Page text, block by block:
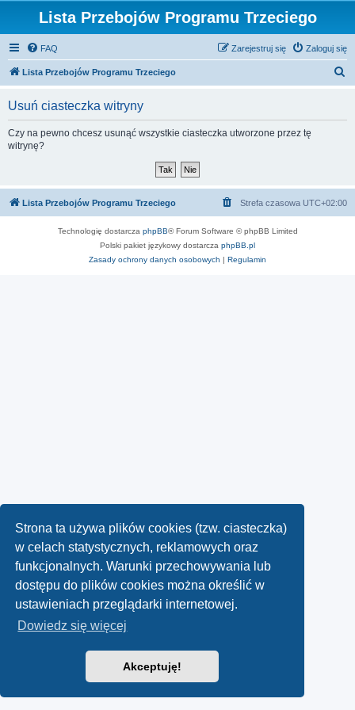
Strona ta używa plików cookies (tzw. ciasteczka)
w celach statystycznych, reklamowych oraz
funkcjonalnych. Warunki przechowywania lub
dostępu do plików cookies można określić w
ustawieniach przeglądarki internetowej.
Dowiedz się więcej
Akceptuję!
Lista Przebojów Programu Trzeciego
FAQ Zaloguj się
Zarejestruj się
Lista Przebojów Programu Trzeciego
Usuń ciasteczka witryny
Czy na pewno chcesz usunąć wszystkie ciasteczka utworzone przez tę
witrynę?
Lista Przebojów Programu Trzeciego Strefa czasowa UTC+02:00
Technologię dostarcza phpBB® Forum Software © phpBB Limited
Polski pakiet językowy dostarcza phpBB.pl
Zasady ochrony danych osobowych | Regulamin